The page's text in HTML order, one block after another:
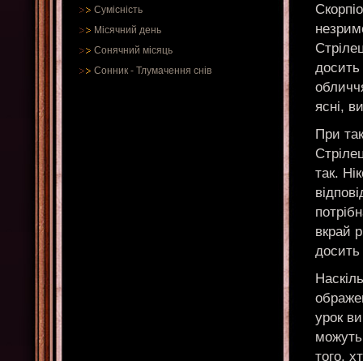
Сумісність
Місячний день
Сонячний місяць
Сонник - Тлумачення снів
ясні,
При
так.
вкрай
досить
урок
того,